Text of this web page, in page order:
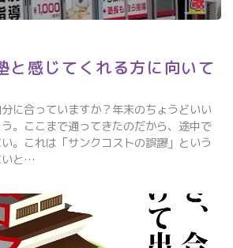
と感じてくれる方に向いて
に合っていますか？年末のちょうどいい
。ここまで通ってきたのだから、途中で
。これは「サンクコストの誤謬」という
いと…